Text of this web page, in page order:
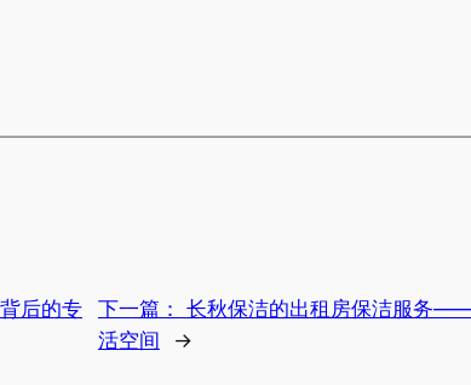
后的专
下一篇： 长秋保洁的出租房保洁服务
活空间
→